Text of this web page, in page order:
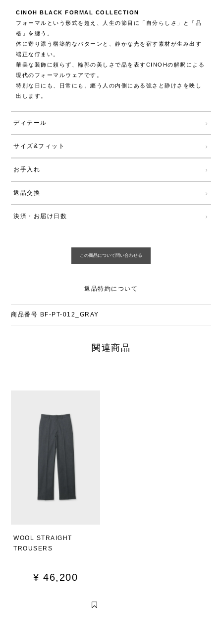
CINOH BLACK FORMAL COLLECTION
フォーマルという形式を超え、人生の節目に「自分らしさ」と「品
格」を纏う。
体に寄り添う構築的なパターンと、静かな光を宿す素材が生み出す
端正な佇まい。
華美な装飾に頼らず、輪郭の美しさで品を表すCINOHの解釈による
現代のフォーマルウェアです。
特別な日にも、日常にも。纏う人の内側にある強さと静けさを映し
出します。
ディテール
サイズ&フィット
お手入れ
返品交換
決済・お届け日数
返品特約について
商品番号 BF-PT-012_GRAY
関連商品
WOOL STRAIGHT
TROUSERS
¥ 46,200